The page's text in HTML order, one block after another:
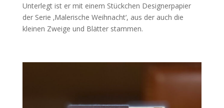
Unterlegt ist er mit einem Stückchen Designerpapier
der Serie ‚Malerische Weihnacht‘, aus der auch die
kleinen Zweige und Blätter stammen.